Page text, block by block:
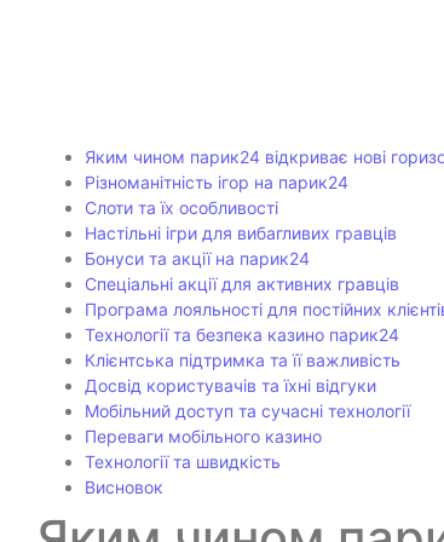
Яким чином парик24 відкриває нові
Різноманітність ігор на парик24
Слоти та їх особливості
Настільні ігри для вибагливих гравців
Бонуси та акції на парик24
Спеціальні акції для активних гравців
Програма лояльності для постійних
Технології та безпека казино парик24
Клієнтська підтримка та її важливість
Досвід користувачів та їхні відгуки
Мобільний доступ та сучасні технології
Переваги мобільного казино
Технології та швидкість
Висновок